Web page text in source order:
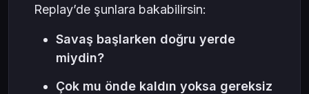
Replay’de şunlara bakabilirsin:
Savaş başlarken doğru yerde
miydin?
Çok mu önde kaldın yoksa gereksiz